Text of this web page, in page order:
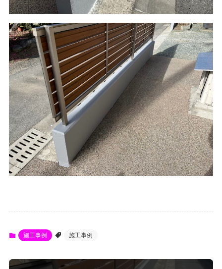
施工事例 施工事例